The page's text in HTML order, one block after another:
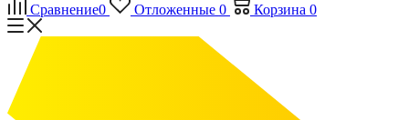
Сравнение0 Отложенные 0 Корзина 0